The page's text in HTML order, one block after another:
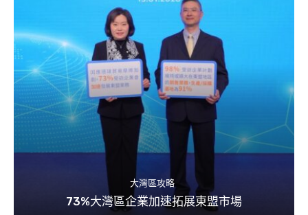
大灣區攻略
73%大灣區企業加速拓展東盟市場